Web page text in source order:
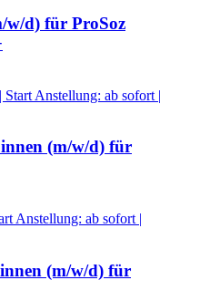
d) für ProSoz
| Start Anstellung: ab sofort |
(m/w/d) für
Anstellung: ab sofort |
(m/w/d) für